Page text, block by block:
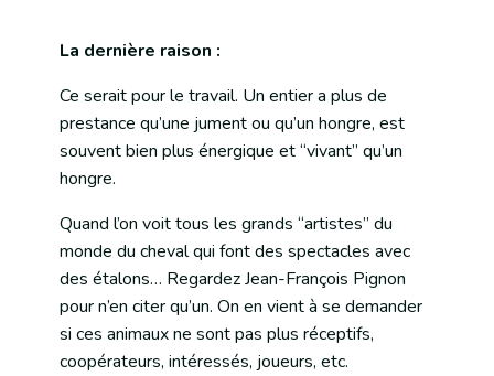
La dernière raison :
Ce serait pour le travail. Un entier a plus de
prestance qu’une jument ou qu’un hongre, est
souvent bien plus énergique et “vivant” qu’un
hongre.
Quand l’on voit tous les grands “artistes” du
monde du cheval qui font des spectacles avec
des étalons… Regardez Jean-François Pignon
pour n’en citer qu’un. On en vient à se demander
si ces animaux ne sont pas plus réceptifs,
coopérateurs, intéressés, joueurs, etc.